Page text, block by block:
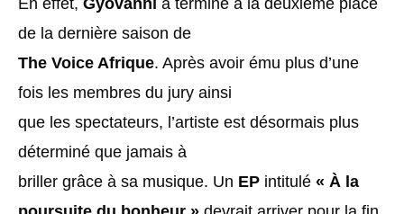
En effet, Gyovanni a terminé à la deuxième place
de la dernière saison de
The Voice Afrique. Après avoir ému plus d’une
fois les membres du jury ainsi
que les spectateurs, l’artiste est désormais plus
déterminé que jamais à
briller grâce à sa musique. Un EP intitulé « À la